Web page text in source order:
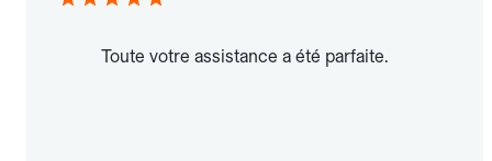
Toute votre assistance a été parfaite.